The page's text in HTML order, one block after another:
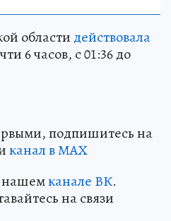
области действовала
6 часов, с 01:36 до
подпишитесь на
канал в МАХ
нашемканале ВК.
на связи